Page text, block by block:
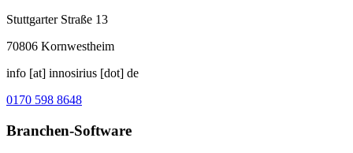
Stuttgarter Straße 13
70806 Kornwestheim
info [at] innosirius [dot] de
0170 598 8648
Branchen-Software